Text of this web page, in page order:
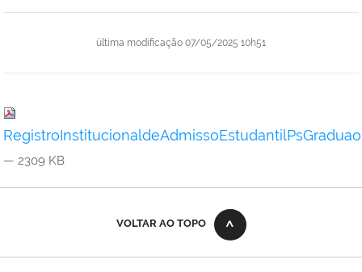
última modificação 07/05/2025 10h51
— 2309 KB
VOLTAR AO TOPO